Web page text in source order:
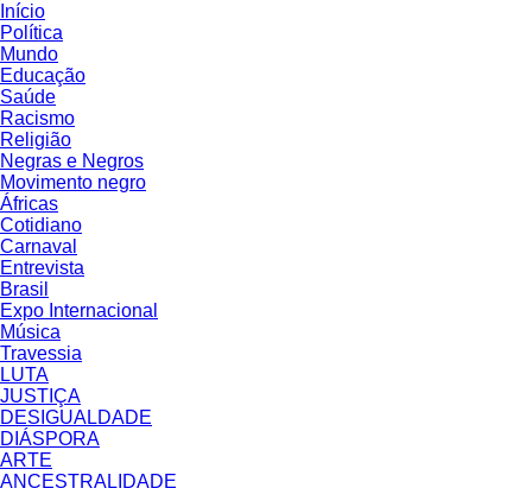
Início
Política
Mundo
Educação
Saúde
Racismo
Religião
Negras e Negros
Movimento negro
Áfricas
Cotidiano
Carnaval
Entrevista
Brasil
Expo Internacional
Música
Travessia
LUTA
JUSTIÇA
DESIGUALDADE
DIÁSPORA
ARTE
ANCESTRALIDADE